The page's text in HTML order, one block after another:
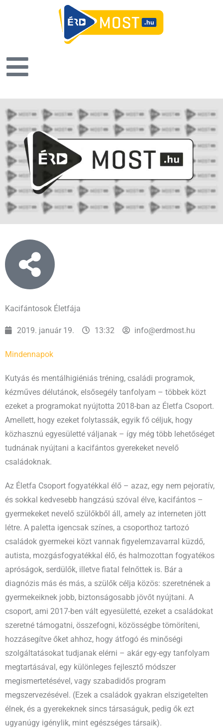
Kacifántosok Életfája
2019. január 19. 13:32 info@erdmost.hu
Mindennapok
Kutyás és mentálhigiéniás tréning, családi programok,
kézműves délutánok, elsősegély tanfolyam – többek közt
ezeket a programokat nyújtotta 2018-ban az Életfa Csoport.
Amellett, hogy ezeket folytassák, egyik fő céljuk, hogy
közhasznú egyesületté váljanak – így még több lehetőséget
tudnának nyújtani a kacifántos gyerekeket nevelő
családoknak.
Az Életfa Csoport fogyatékkal élő – azaz, egy nem pejoratív,
és sokkal kedvesebb hangzású szóval élve, kacifántos –
gyermekeket nevelő szülőkből áll, amely az interneten jött
létre. A paletta igencsak színes, a csoporthoz tartozó
családok gyermekei közt vannak figyelemzavarral küzdő,
autista, mozgásfogyatékkal élő, és halmozottan fogyatékos
apróságok, serdülők, illetve fiatal felnőttek is. Bár a
diagnózis más és más, a szülők célja közös: szeretnének a
gyermekeiknek jobb, biztonságosabb jövőt nyújtani. A
csoport, ami 2017-ben vált egyesületté, ezeket a családokat
szeretné támogatni, összefogni, közösségbe tömöríteni,
hozzásegítve őket ahhoz, hogy átfogó és minőségi
szolgáltatásokat tudjanak elérni – akár egy-egy tanfolyam
megtartásával, egy különleges fejlesztő módszer
megismertetésével, vagy szabadidős program
megszervezésével. (Ezek a családok gyakran elszigetelten
élnek, és a gyerekeknek sincs társaságuk, pedig ők ezt
ugyanúgy igénylik, mint egészséges társaik).